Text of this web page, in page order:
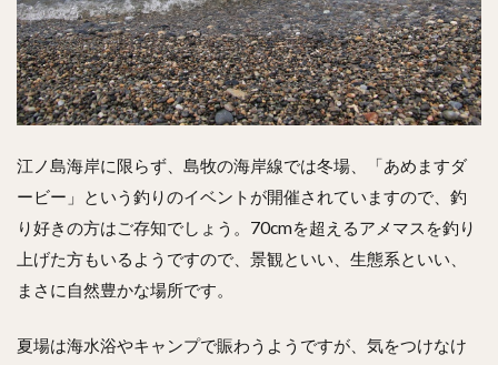
江ノ島海岸に限らず、島牧の海岸線では冬場、「あめますダ
ービー」という釣りのイベントが開催されていますので、釣
り好きの方はご存知でしょう。70cmを超えるアメマスを釣り
上げた方もいるようですので、景観といい、生態系といい、
まさに自然豊かな場所です。
夏場は海水浴やキャンプで賑わうようですが、気をつけなけ